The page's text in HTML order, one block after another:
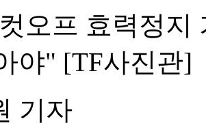
오프 효력정지
야" [TF사진관]
기자